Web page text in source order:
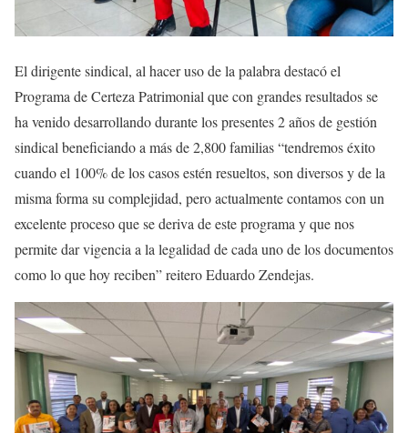
El dirigente sindical, al hacer uso de la palabra destacó el
Programa de Certeza Patrimonial que con grandes resultados se
ha venido desarrollando durante los presentes 2 años de gestión
sindical beneficiando a más de 2,800 familias “tendremos éxito
cuando el 100% de los casos estén resueltos, son diversos y de la
misma forma su complejidad, pero actualmente contamos con un
excelente proceso que se deriva de este programa y que nos
permite dar vigencia a la legalidad de cada uno de los documentos
como lo que hoy reciben” reitero Eduardo Zendejas.